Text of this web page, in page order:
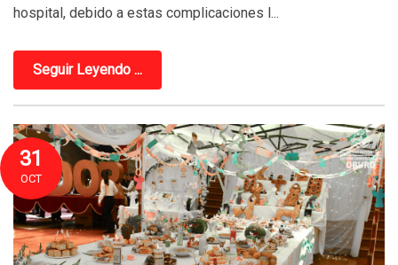
hospital, debido a estas complicaciones l...
Seguir Leyendo ...
31
OCT